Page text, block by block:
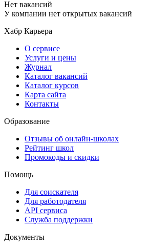
Нет вакансий
У компании нет открытых вакансий
Хабр Карьера
О сервисе
Услуги и цены
Журнал
Каталог вакансий
Каталог курсов
Карта сайта
Контакты
Образование
Отзывы об онлайн-школах
Рейтинг школ
Промокоды и скидки
Помощь
Для соискателя
Для работодателя
API сервиса
Служба поддержки
Документы